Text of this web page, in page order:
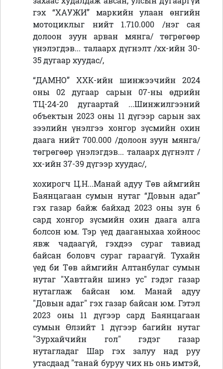
гэх “ХАУЖИ” маркийн улаан өнгийн
мотоциклыг нийт 1.710.000 /нэг сая
долоон зуун арван мянга/ төгрөгөөр
үнэлэгдэв... талаарх дүгнэлт /хх-ийн 30-
35 дугаар хуудас/,
“ДАМНО” ХХК-ийн шинжээчийн 2024
оны 02 дугаар сарын 07-ны өдрийн
ТЦ-24-20 дугаартай ...Шинжилгээний
объектын 2023 оны 11 дүгээр сарын зах
зээлийн үнэлгээ хонгор зүсмийн охин
даага нийт 700.000 /долоон зуун мянга/
төгрөгөөр үнэлэгдэв... талаарх дүгнэлт /
хх-ийн 37-39 дүгээр хуудас/,
хохирогч Ц.Н...Манай адуу Төв аймгийн
Баянцагаан сумын нутаг “Довын адаг”
гэх газар байж байхад 2023 оны зун 6
сард хонгор зүсмийн охин даага алга
болсон юм. Тэр үед дааганыхаа хойноос
явж чадаагүй, гэхдээ сураг тавиад
байсан боловч сураг гараагүй. Тухайн
үед би Төв аймгийн Алтанбулаг сумын
нутаг "Хавтгайн шинэ ус" гэдэг газар
нутаглаж байсан юм. Манай адуу
"Довын адаг" гэх газар байсан юм. Гэтэл
2023 оны 11 дүгээр сард Баянцагаан
сумын Өлзийт 1 дүгээр багийн нутаг
"Зурхайчийн гол" гэдэг газар
нутагладаг Шар гэх залуу над руу
утасдаад "танай буруу чих нь онь имтэй,